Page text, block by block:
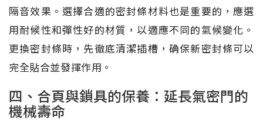
隔音效果。選擇合適的密封條材料也是重要的，應選
用耐候性和彈性好的材質，以適應不同的氣候變化。
更換密封條時，先徹底清潔插槽，确保新密封條可以
完全貼合並發揮作用。
四、合頁與鎖具的保養：延長氣密門的
機械壽命